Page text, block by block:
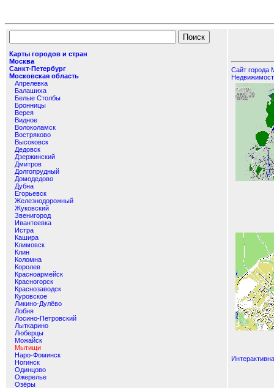
Карты городов и стран
Москва
Санкт-Петербург
Московская область
Апрелевка
Балашиха
Белые Столбы
Бронницы
Верея
Видное
Волоколамск
Востряково
Высоковск
Дедовск
Дзержинский
Дмитров
Долгопрудный
Домодедово
Дубна
Егорьевск
Железнодорожный
Жуковский
Звенигород
Ивантеевка
Истра
Кашира
Климовск
Клин
Коломна
Королев
Красноармейск
Красногорск
Краснозаводск
Куровское
Ликино-Дулёво
Лобня
Лосино-Петровский
Лыткарино
Люберцы
Можайск
Мытищи
Наро-Фоминск
Ногинск
Одинцово
Ожерелье
Озёры
Сайт города